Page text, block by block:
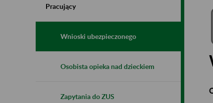
Pracujący
Wnioski ubezpieczonego
Osobista opieka nad dzieckiem
Zapytania do ZUS